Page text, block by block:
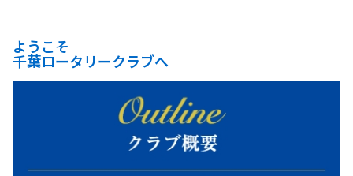
ようこそ
千葉ロータリークラブへ